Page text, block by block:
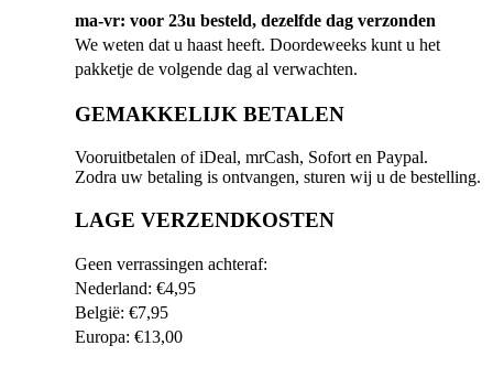
ma-vr: voor 23u besteld, dezelfde dag verzonden
We weten dat u haast heeft. Doordeweeks kunt u het
pakketje de volgende dag al verwachten.
GEMAKKELIJK BETALEN
Vooruitbetalen of iDeal, mrCash, Sofort en Paypal.
Zodra uw betaling is ontvangen, sturen wij u de bestelling.
LAGE VERZENDKOSTEN
Geen verrassingen achteraf:
Nederland: €4,95
België: €7,95
Europa: €13,00